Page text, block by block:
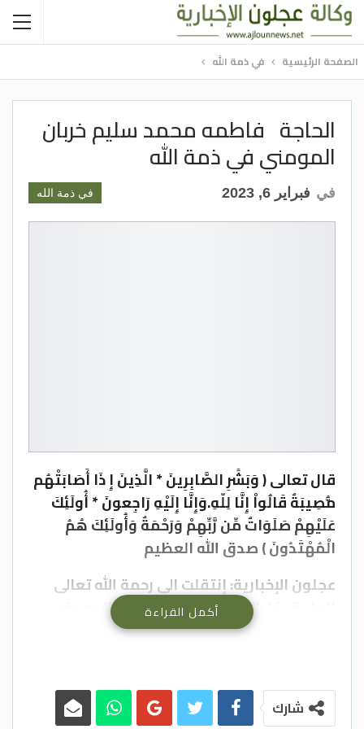
الصفحة الرئيسية في ذمة الله
الحاجة فاطمه محمد سليم خربان
المومني في ذمة الله
في ذمة الله في فبراير 6, 2023
قال تعالى ( وَبَشِّرِ الصَّابِرِينَ * الَّذِينَ إِ ذَا أَصَابَتْهُم
مُّصِيبَةٌ قَالُواْ إِنَّا لِلّهِ.وَإِنَّا إِلَيْهِ رَاجِعونَ * أُولَئِكَ
عَلَيْهِمْ صَلَوَاتٌ مِّن رَّبِّهِمْ وَرَحْمَةٌ وَأُولَئِكَ هُمُ
الْمُهْتَدُونَ ) صدق الله العظيم
عجلون الإخبارية: إنتقلت الى رحمة الله تعالى
فاطمه محمد سليم خربان المومني ،
وسيتم تشييع جثمان المرحومة الطاهر بعد
أكمل القراءة
شارك